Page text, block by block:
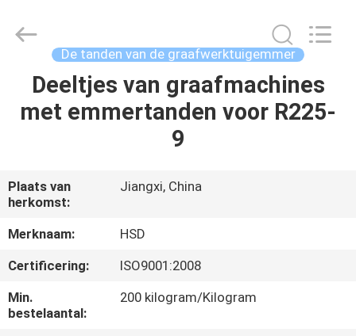
HUIS
ONGEVEER
ONS
FABRIEKSREIS
KWALITEITSCONTROLE
Machinery
Spare
De tanden van de graafwerktuigemmer
Deeltjes van graafmachines
met emmertanden voor R225-
9
Plaats van
herkomst:
Jiangxi, China
Merknaam:
HSD
Certificering:
ISO9001:2008
Min.
bestelaantal:
200 kilogram/Kilogram